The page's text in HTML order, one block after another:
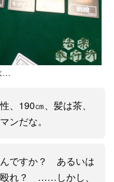
…
、190㎝、髪は茶、
ンだな。
ですか？ あるいは
殴れ？ ……しかし、